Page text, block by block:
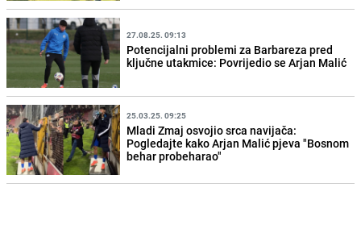
27.08.25. 09:13
Potencijalni problemi za Barbareza pred
ključne utakmice: Povrijedio se Arjan Malić
25.03.25. 09:25
Mladi Zmaj osvojio srca navijača:
Pogledajte kako Arjan Malić pjeva "Bosnom
behar probeharao"